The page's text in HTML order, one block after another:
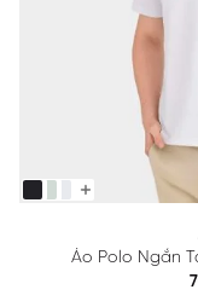
Áo Polo Ngắn